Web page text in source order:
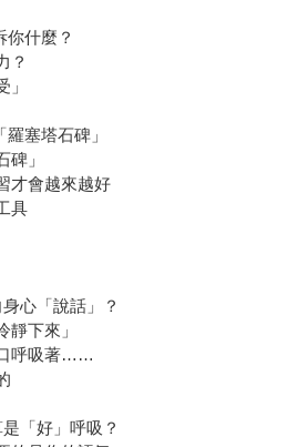
你什麼？
？
塞塔石碑」
」
才會越來越好
具
心「說話」？
靜下來」
呼吸著……
「好」呼吸？